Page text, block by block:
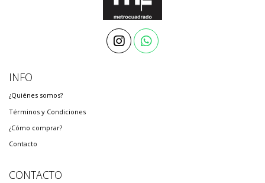
INFO
¿Quiénes somos?
Términos y Condiciones
¿Cómo comprar?
Contacto
CONTACTO